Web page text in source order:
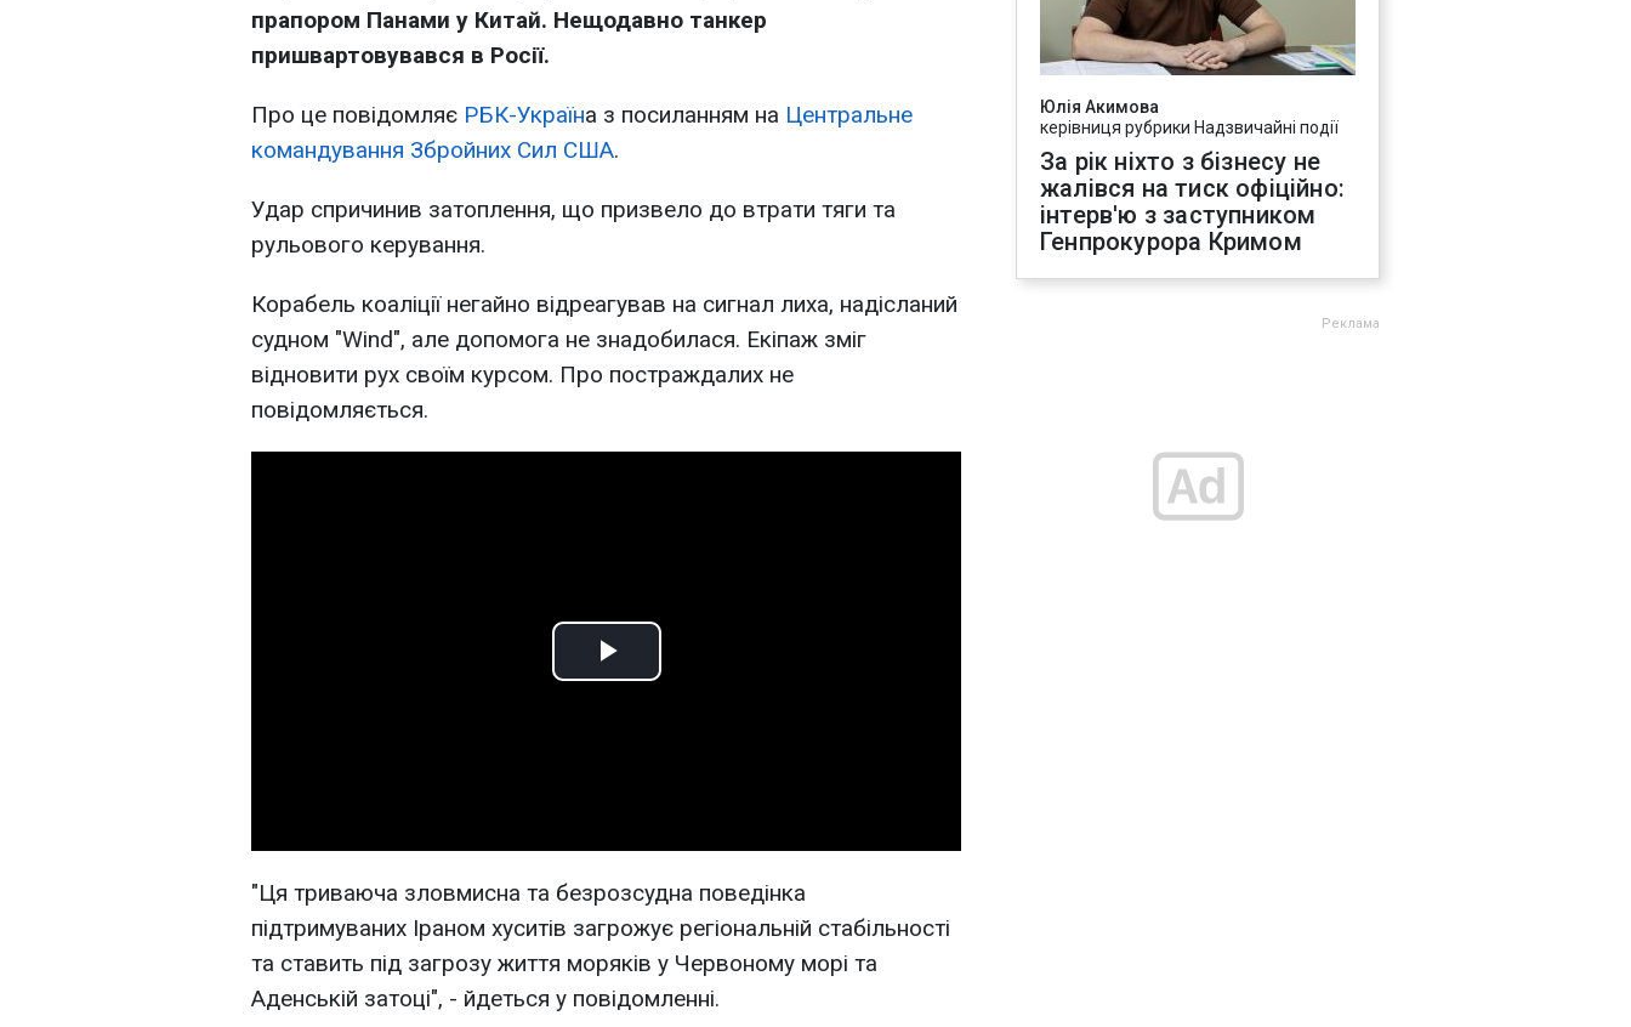
прапором Панами у Китай. Нещодавно танкер
пришвартовувався в Росії.
Про це повідомляє РБК-Україна з посиланням на Центральне
командування Збройних Сил США.
Удар спричинив затоплення, що призвело до втрати тяги та
рульового керування.
Корабель коаліції негайно відреагував на сигнал лиха, надісланий
судном "Wind", але допомога не знадобилася. Екіпаж зміг
відновити рух своїм курсом. Про постраждалих не
повідомляється.
Play
"Ця триваюча зловмисна та безрозсудна поведінка
підтримуваних Іраном хуситів загрожує регіональній стабільності
та ставить під загрозу життя моряків у Червоному морі та
Аденській затоці", - йдеться у повідомленні.
Юлія Акимова
керівниця рубрики Надзвичайні події
За рік ніхто з бізнесу не
жалівся на тиск офіційно:
інтерв'ю з заступником
Генпрокурора Кримом